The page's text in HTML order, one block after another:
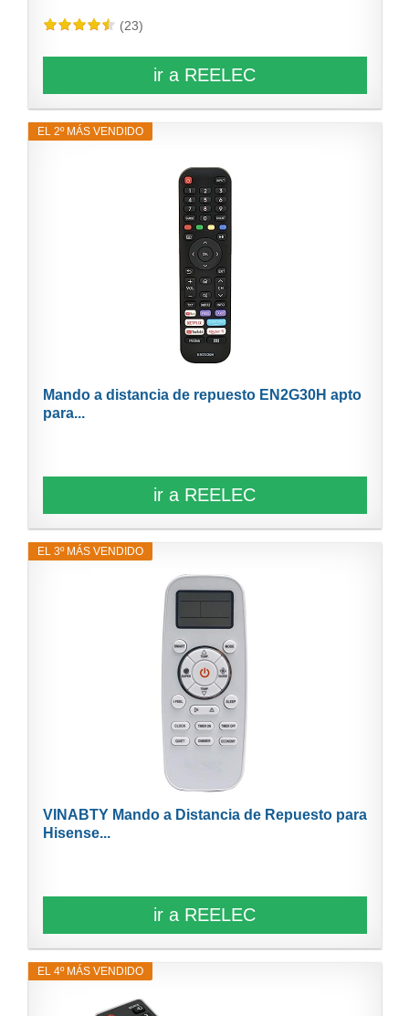
(23)
ir a REELEC
EL 2º MÁS VENDIDO
Mando a distancia de repuesto EN2G30H apto
para...
ir a REELEC
EL 3º MÁS VENDIDO
VINABTY Mando a Distancia de Repuesto para
Hisense...
ir a REELEC
EL 4º MÁS VENDIDO